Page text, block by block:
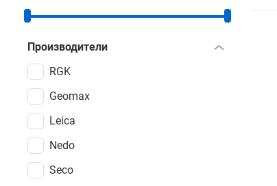
Производители
RGK
Geomax
Leica
Nedo
Seco